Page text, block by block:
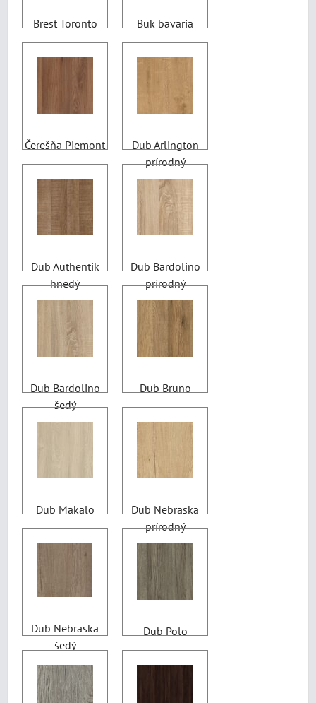
Brest Toronto Buk bavaria
Čerešňa Piemont
Dub Arlington
prírodný
Dub Authentik
hnedý
Dub Bardolino
prírodný
Dub Bardolino
šedý
Dub Bruno
Dub Makalo
Dub Nebraska
prírodný
Dub Nebraska
šedý
Dub Polo